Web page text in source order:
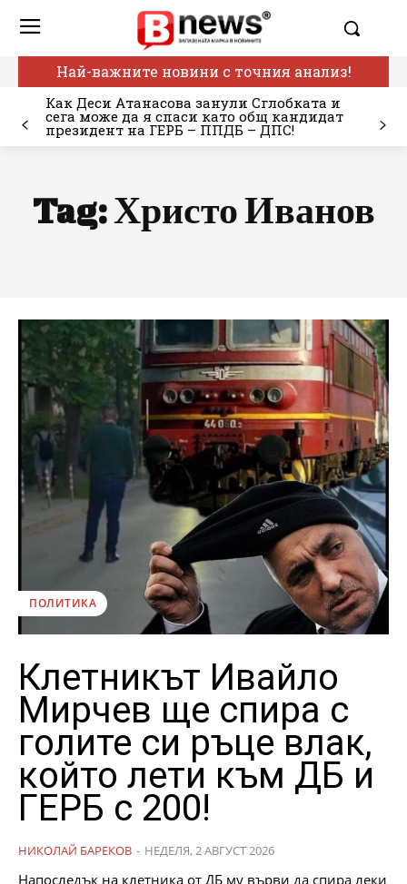
Най-важните новини с точния анализ!
Как Деси Атанасова занули Сглобката и
сега може да я спаси като общ кандидат
президент на ГЕРБ – ППДБ – ДПС!
Tag:Христо Иванов
ПОЛИТИКА
Клетникът Ивайло
Мирчев ще спира с
голите си ръце влак,
който лети към ДБ и
ГЕРБ с 200!
НИКОЛАЙ БАРЕКОВ - НЕДЕЛЯ, 2 АВГУСТ 2026
Напоследък на клетника от ДБ му върви да спира леки